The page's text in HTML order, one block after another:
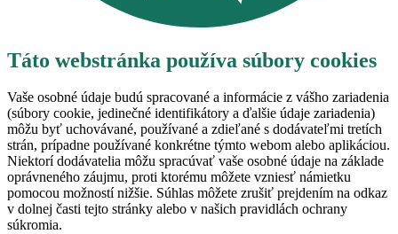
Táto webstránka používa súbory cookies
Vaše osobné údaje budú spracované a informácie z vášho zariadenia
(súbory cookie, jedinečné identifikátory a ďalšie údaje zariadenia)
môžu byť uchovávané, používané a zdieľané s dodávateľmi tretích
strán, prípadne používané konkrétne týmto webom alebo aplikáciou.
Niektorí dodávatelia môžu spracúvať vaše osobné údaje na základe
oprávneného záujmu, proti ktorému môžete vzniesť námietku
pomocou možností nižšie. Súhlas môžete zrušiť prejdením na odkaz
v dolnej časti tejto stránky alebo v našich pravidlách ochrany
súkromia.